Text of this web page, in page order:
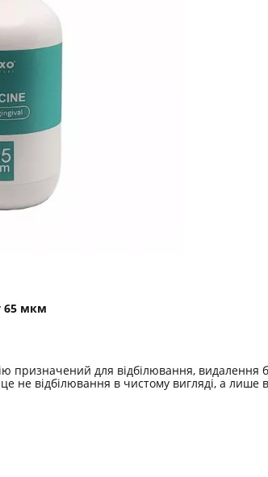
65 мкм
призначений для відбілювання, видалення
не відбілювання в чистому вигляді, а